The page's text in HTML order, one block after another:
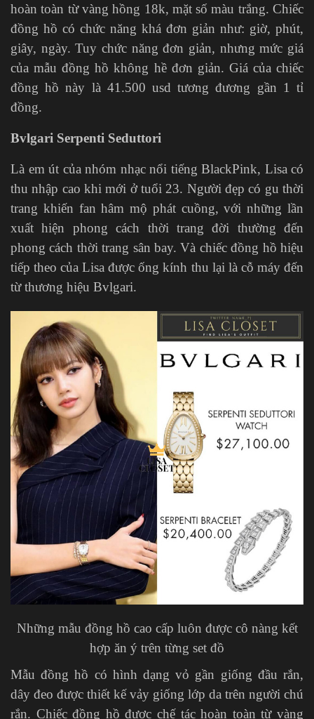
hoàn toàn từ vàng hồng 18k, mặt số màu trắng. Chiếc
đồng hồ có chức năng khá đơn giản như: giờ, phút,
giây, ngày. Tuy chức năng đơn giản, nhưng mức giá
của mẫu đồng hồ không hề đơn giản. Giá của chiếc
đồng hồ này là 41.500 usd tương đương gần 1 tỉ
đồng.
Bvlgari Serpenti Seduttori
Là em út của nhóm nhạc nổi tiếng BlackPink, Lisa có
thu nhập cao khi mới ở tuổi 23. Người đẹp có gu thời
trang khiến fan hâm mộ phát cuồng, với những lần
xuất hiện phong cách thời trang đời thường đến
phong cách thời trang sân bay. Và chiếc đồng hồ hiệu
tiếp theo của Lisa được ống kính thu lại là cỗ máy đến
từ thương hiệu Bvlgari.
Những mẫu đồng hồ cao cấp luôn được cô nàng kết
hợp ăn ý trên từng set đồ
Mẫu đồng hồ có hình dạng vỏ gần giống đầu rắn,
dây đeo được thiết kế vảy giống lớp da trên người chú
rắn. Chiếc đồng hồ được chế tác hoàn toàn từ vàng